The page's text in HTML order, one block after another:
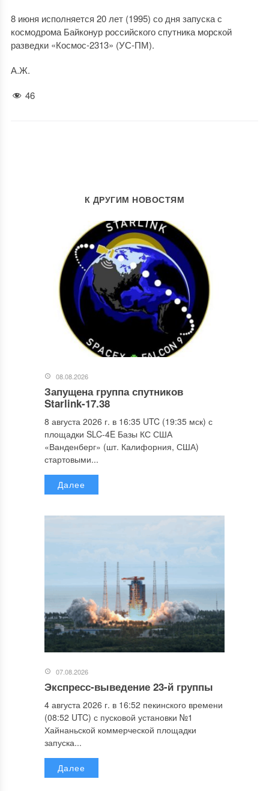
8 июня исполняется 20 лет (1995) со дня запуска с
космодрома Байконур российского спутника морской
разведки «Космос-2313» (УС-ПМ).
А.Ж.
46
К ДРУГИМ НОВОСТЯМ
08.08.2026
Запущена группа спутников
Starlink-17.38
8 августа 2026 г. в 16:35 UTC (19:35 мск) с
площадки SLC-4E Базы КС США
«Ванденберг» (шт. Калифорния, США)
стартовыми...
Далее
07.08.2026
Экспресс-выведение 23-й группы
4 августа 2026 г. в 16:52 пекинского времени
(08:52 UTC) с пусковой установки №1
Хайнаньской коммерческой площадки
запуска...
Далее